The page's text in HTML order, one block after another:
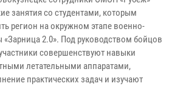
занятия со студентами, которым
регион на окружном этапе военно-
«Зарница 2.0». Под руководством бойцов
совершенствуют навыки
летательными аппаратами,
практических задач и изучают